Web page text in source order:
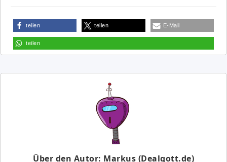
teilen teilen E-Mail
teilen
Über den Autor: Markus (Dealgott.de)